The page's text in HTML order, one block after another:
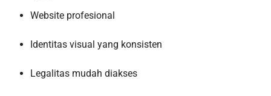
Website profesional
Identitas visual yang konsisten
Legalitas mudah diakses